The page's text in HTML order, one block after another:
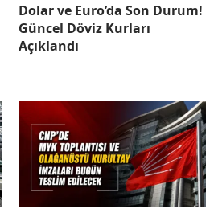
Dolar ve Euro’da Son Durum!
Güncel Döviz Kurları
Açıklandı